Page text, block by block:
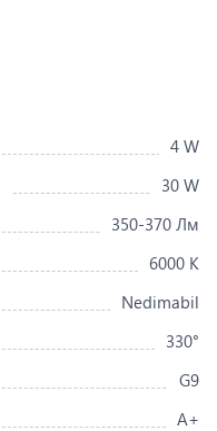
4 W
30 W
350-370 Лм
6000 K
Nedimabil
330°
G9
A+